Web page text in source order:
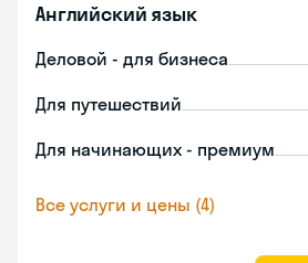
Английский язык
Деловой - для бизнеса
Для путешествий
Для начинающих - премиум
Все услуги и цены (4)